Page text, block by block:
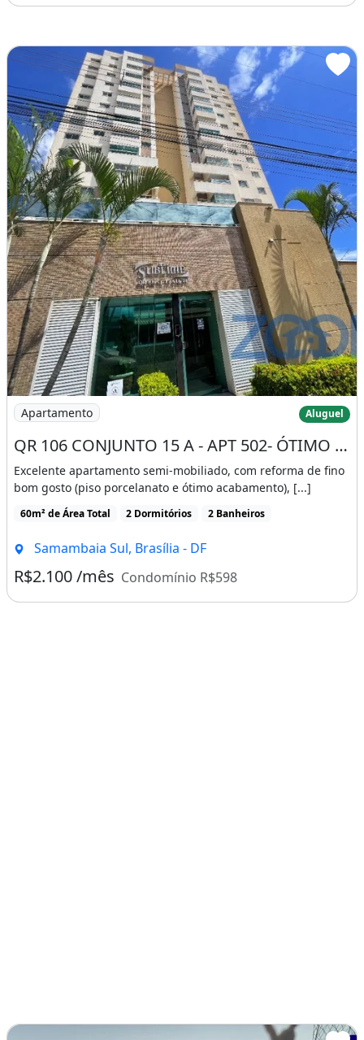
Imagem: QR 106 CONJUNTO 15 A - APT 502- ÓTIMO LOCAL
Apartamento Aluguel
QR 106 CONJUNTO 15 A - APT 502- ÓTIMO LOCAL - SEMI-MOBILHADO - LUXO - ED. SUBLIME
Excelente apartamento semi-mobiliado, com reforma de fino
bom gosto (piso porcelanato e ótimo acabamento), [...]
60m² de Área Total 2 Dormitórios 2 Banheiros
Samambaia Sul, Brasília - DF
R$2.100 /mês Condomínio R$598